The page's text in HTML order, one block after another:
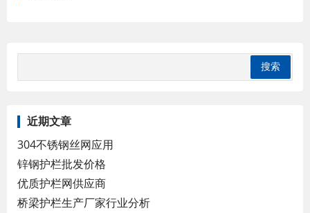
近期文章
304不锈钢丝网应用
锌钢护栏批发价格
优质护栏网供应商
桥梁护栏生产厂家行业分析